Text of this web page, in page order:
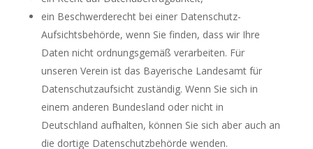
ein Beschwerderecht bei einer Datenschutz-
Aufsichtsbehörde, wenn Sie finden, dass wir Ihre
Daten nicht ordnungsgemäß verarbeiten. Für
unseren Verein ist das Bayerische Landesamt für
Datenschutzaufsicht zuständig. Wenn Sie sich in
einem anderen Bundesland oder nicht in
Deutschland aufhalten, können Sie sich aber auch an
die dortige Datenschutzbehörde wenden.